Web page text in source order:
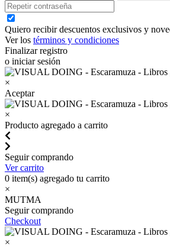
Quiero recibir descuentos exclusivos y
Ver los términos y condiciones
Finalizar registro
o iniciar sesión
×
Aceptar
×
Producto agregado a carrito
Seguir comprando
Ver carrito
0 item(s) agregado tu carrito
×
MUTMA
Seguir comprando
Checkout
×